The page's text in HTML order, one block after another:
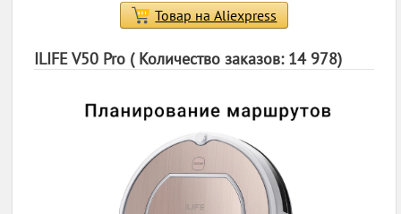
Товар на Aliexpress
ILIFE V50 Pro ( Количество заказов: 14 978)